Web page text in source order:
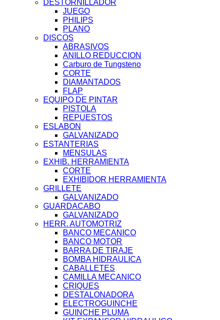
DESTORNILLADOR
JUEGO
PHILIPS
PLANO
DISCOS
ABRASIVOS
ANILLO REDUCCION
Carburo de Tungsteno
CORTE
DIAMANTADOS
FLAP
EQUIPO DE PINTAR
PISTOLA
REPUESTOS
ESLABON
GALVANIZADO
ESTANTERIAS
MENSULAS
EXHIB. HERRAMIENTA
CORTE
EXHIBIDOR HERRAMIENTA
GRILLETE
GALVANIZADO
GUARDACABO
GALVANIZADO
HERR. AUTOMOTRIZ
BANCO MECANICO
BANCO MOTOR
BARRA DE TIRAJE
BOMBA HIDRAULICA
CABALLETES
CAMILLA MECANICO
CRIQUES
DESTALONADORA
ELECTROGUINCHE
GUINCHE PLUMA